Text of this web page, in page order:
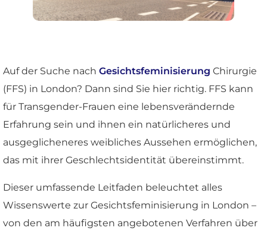
Auf der Suche nach Gesichtsfeminisierung Chirurgie
(FFS) in London? Dann sind Sie hier richtig. FFS kann
für Transgender-Frauen eine lebensverändernde
Erfahrung sein und ihnen ein natürlicheres und
ausgeglicheneres weibliches Aussehen ermöglichen,
das mit ihrer Geschlechtsidentität übereinstimmt.
Dieser umfassende Leitfaden beleuchtet alles
Wissenswerte zur Gesichtsfeminisierung in London –
von den am häufigsten angebotenen Verfahren über